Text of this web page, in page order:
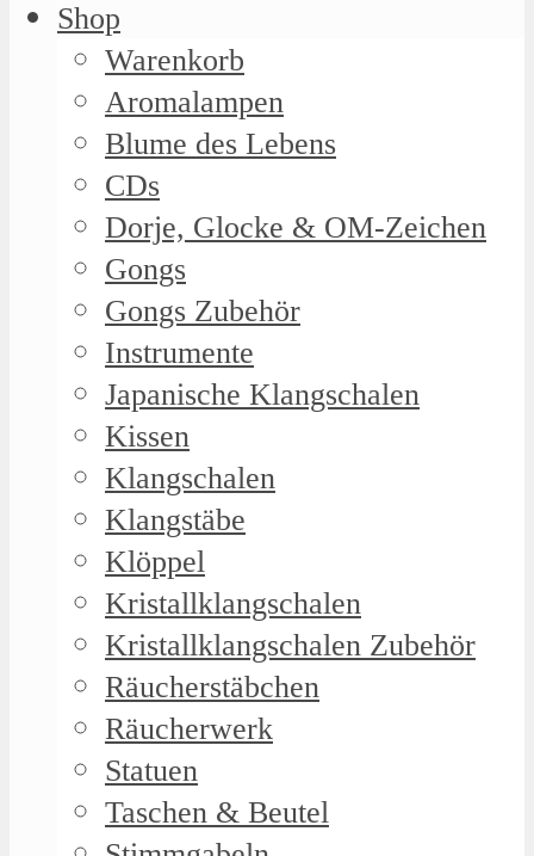
Shop
Warenkorb
Aromalampen
Blume des Lebens
CDs
Dorje, Glocke & OM-Zeichen
Gongs
Gongs Zubehör
Instrumente
Japanische Klangschalen
Kissen
Klangschalen
Klangstäbe
Klöppel
Kristallklangschalen
Kristallklangschalen Zubehör
Räucherstäbchen
Räucherwerk
Statuen
Taschen & Beutel